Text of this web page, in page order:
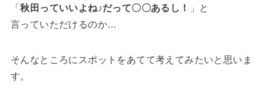
「秋田っていいよね♪だって〇〇あるし！
」と
言っていただけるのか…
そんなところにスポットをあてて考えてみたいと思いま
す。